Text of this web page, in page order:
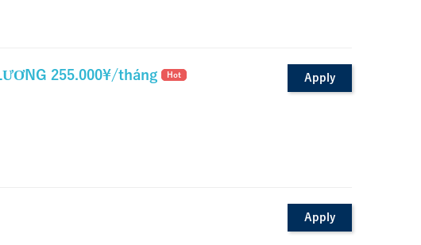
255.000¥/tháng Hot Apply
Apply